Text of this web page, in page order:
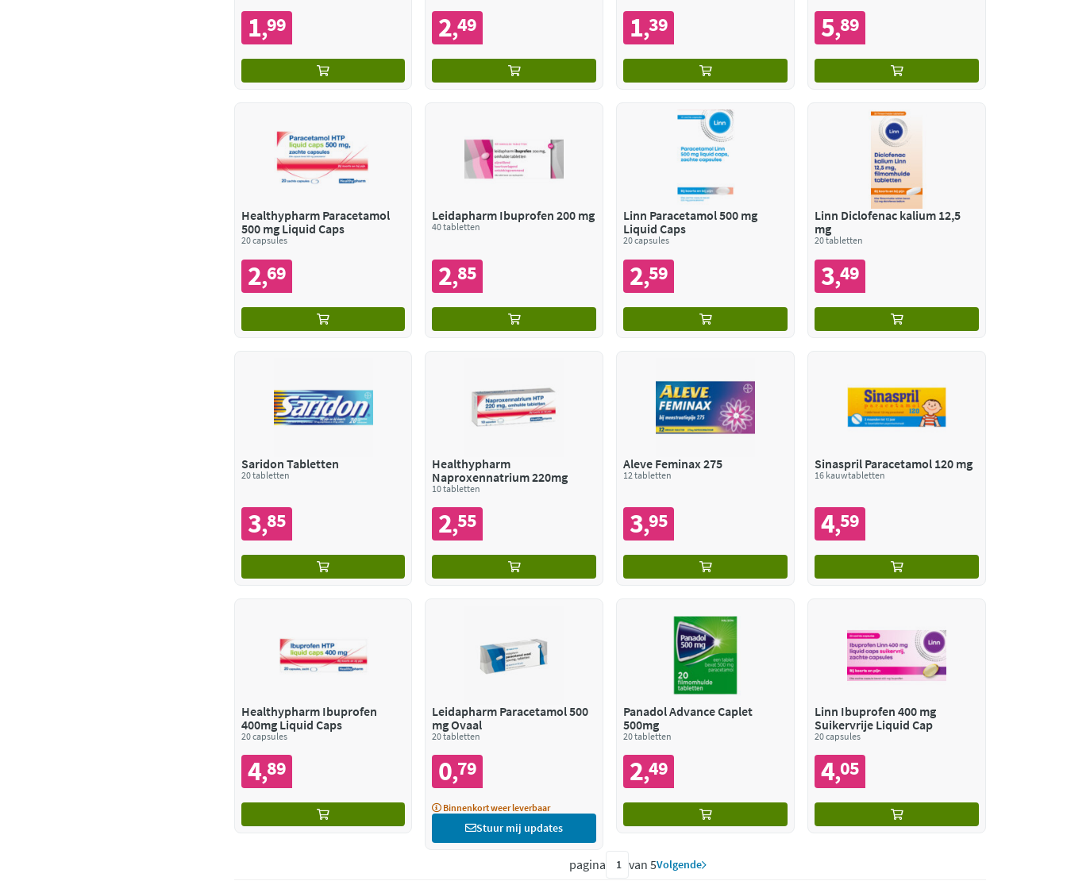
1,99 2,49 1,39 5,89
Healthypharm Paracetamol
500 mg Liquid Caps
20 capsules
2,69
Leidapharm Ibuprofen 200 mg
40 tabletten
2,85
Linn Paracetamol 500 mg
Liquid Caps
20 capsules
2,59
Linn Diclofenac kalium 12,5
mg
20 tabletten
3,49
Saridon Tabletten
20 tabletten
3,85
Healthypharm
Naproxennatrium 220mg
10 tabletten
2,55
Aleve Feminax 275
12 tabletten
3,95
Sinaspril Paracetamol 120 mg
16 kauwtabletten
4,59
Healthypharm Ibuprofen
400mg Liquid Caps
20 capsules
4,89
Leidapharm Paracetamol 500
mg Ovaal
20 tabletten
0,79
Binnenkort weer leverbaar
Stuur mij updates
Panadol Advance Caplet
500mg
20 tabletten
2,49
Linn Ibuprofen 400 mg
Suikervrije Liquid Cap
20 capsules
4,05
pagina van 5Volgende